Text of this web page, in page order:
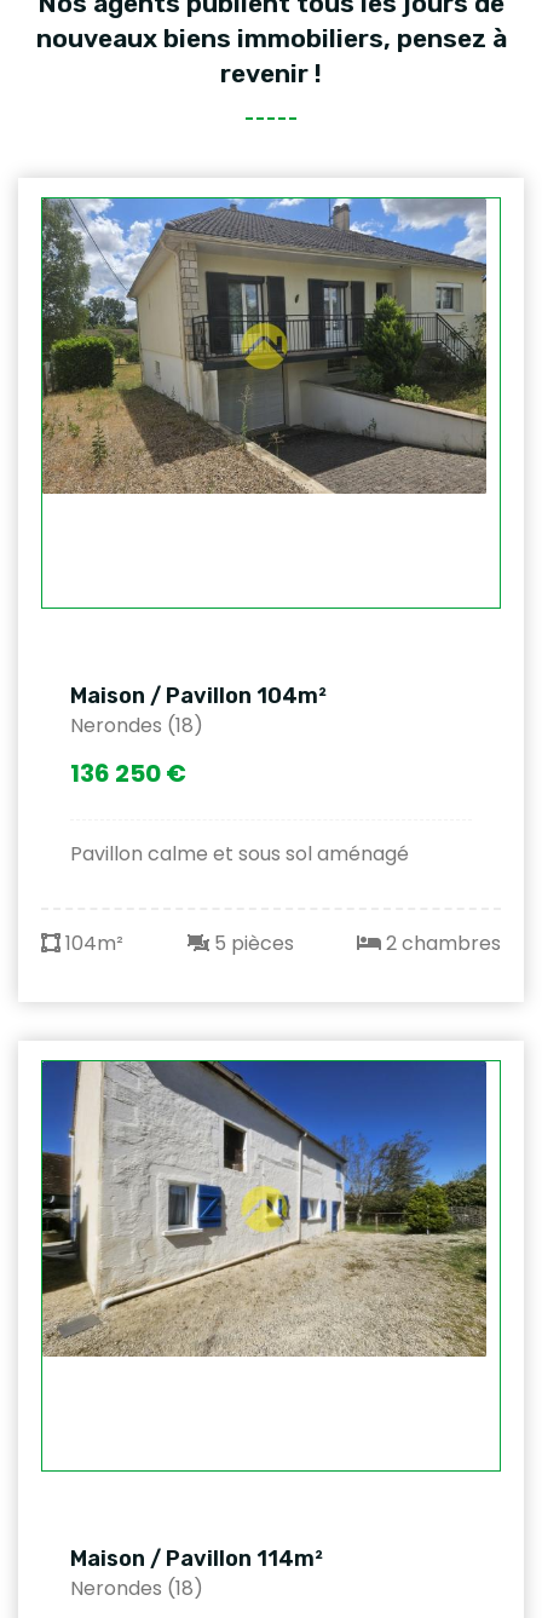
nouveaux biens immobiliers, pensez à
revenir !
Maison / Pavillon 104m²
Nerondes (18)
136 250 €
Pavillon calme et sous sol aménagé
104m² 5 pièces 2 chambres
Maison / Pavillon 114m²
Nerondes (18)